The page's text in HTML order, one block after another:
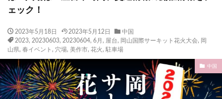
ェック！
2023年5月18日 2023年5月12日
中国
2023, 20230603, 20230604, 6月 , 屋台, 岡山国際サーキット花火大会, 岡
山県, 春イベント , 穴場, 美作市, 花火 , 駐車場
中国